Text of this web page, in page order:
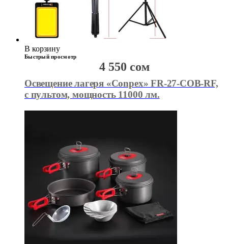
В корзину
Быстрый просмотр
Освещение лагеря «Conpex» FR-27-COB-RF,
с пультом, мощность 11000 лм.
4 550 сом